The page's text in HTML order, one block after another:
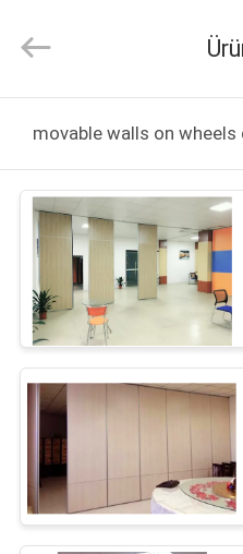
ÜRÜN:%
HAKKIMIZDA
FABRIKA
TURU
KALITE
KONTROL
Industrial
Rights
movable walls on